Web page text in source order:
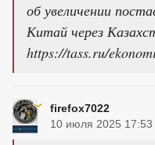
об увеличении
Китай через
https://tass.ru/
firefox7022
10 июля 2025 17:53